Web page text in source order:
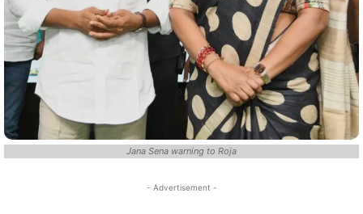
Jana Sena warning to Roja
- Advertisement -